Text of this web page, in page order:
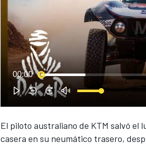
00:00
El piloto australiano de KTM salvó el
casera en su neumático trasero,